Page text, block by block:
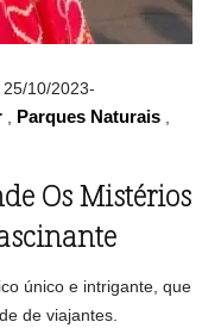
25/10/2023-
, Parques Naturais,
Os Mistérios
único e intrigante, que
de viajantes.